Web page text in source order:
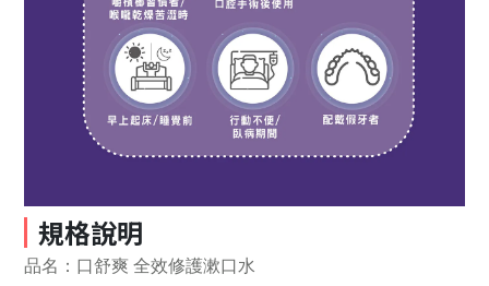
規格說明
品名：口舒爽 全效修護漱口水